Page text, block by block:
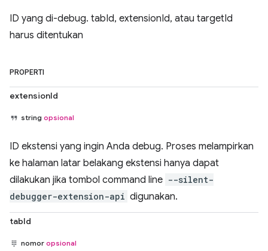
ID yang di-debug. tabId, extensionId, atau targetId
harus ditentukan
PROPERTI
extensionId
string opsional
ID ekstensi yang ingin Anda debug. Proses melampirkan
ke halaman latar belakang ekstensi hanya dapat
dilakukan jika tombol command line --silent-
debugger-extension-api digunakan.
tabId
nomor opsional